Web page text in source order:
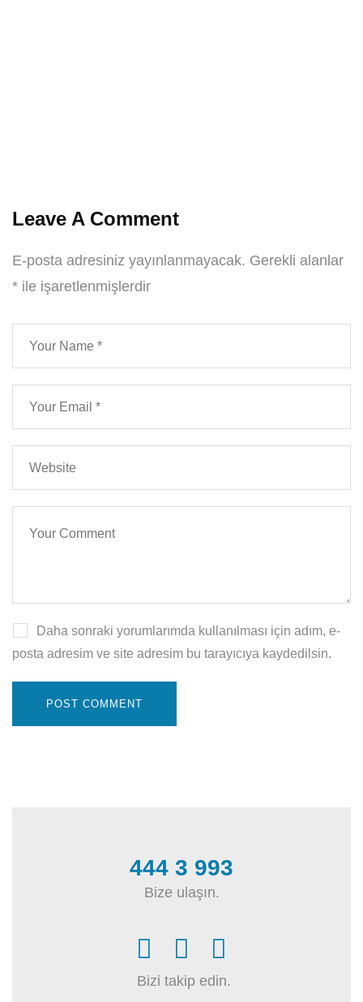
Leave A Comment
E-posta adresiniz yayınlanmayacak. Gerekli alanlar
* ile işaretlenmişlerdir
Daha sonraki yorumlarımda kullanılması için adım, e-
posta adresim ve site adresim bu tarayıcıya kaydedilsin.
444 3 993
Bize ulaşın.
Bizi takip edin.